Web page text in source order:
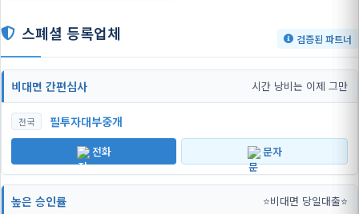
스폐셜 등록업체 검증된 파트너
비대면 간편심사 시간 낭비는 이제 그만
전국 필투자대부중개
전화 문자
높은 승인률 ⭐비대면 당일대출⭐